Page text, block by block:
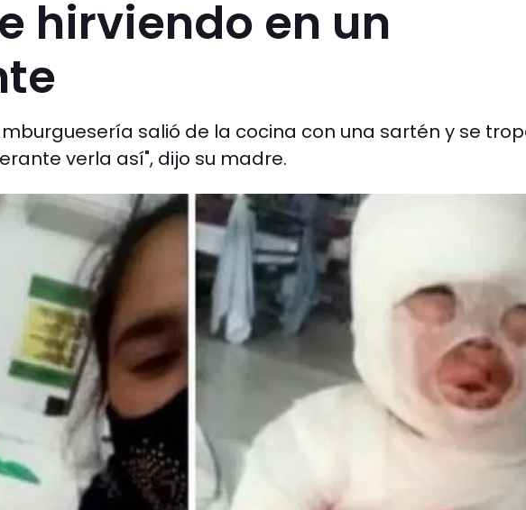
hirviendo en un
salió de la cocina con una sartén y se
verla así", dijo su madre.